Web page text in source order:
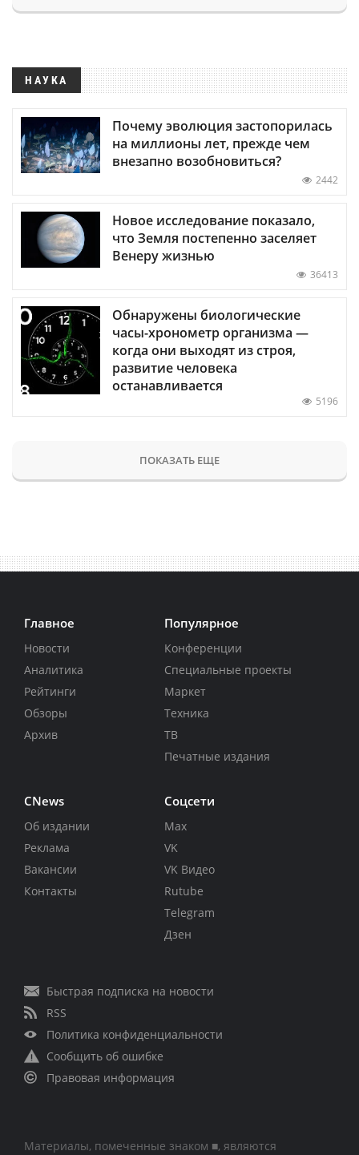
НАУКА
Почему эволюция застопорилась
на миллионы лет, прежде чем
внезапно возобновиться?
2442
Новое исследование показало,
что Земля постепенно заселяет
Венеру жизнью
36413
Обнаружены биологические
часы-хронометр организма —
когда они выходят из строя,
развитие человека
останавливается
5196
ПОКАЗАТЬ ЕЩЕ
Главное
Новости
Аналитика
Рейтинги
Обзоры
Архив
Популярное
Конференции
Специальные проекты
Маркет
Техника
ТВ
Печатные издания
CNews
Об издании
Реклама
Вакансии
Контакты
Соцсети
Max
VK
VK Видео
Rutube
Telegram
Дзен
Быстрая подписка на новости
RSS
Политика конфиденциальности
Сообщить об ошибке
Правовая информация
Материалы, помеченные знаком ■, являются